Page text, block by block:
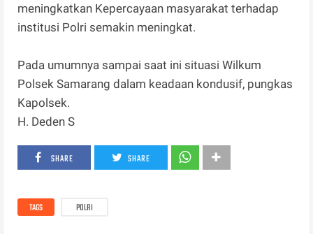
meningkatkan Kepercayaan masyarakat terhadap
institusi Polri semakin meningkat.
Pada umumnya sampai saat ini situasi Wilkum
Polsek Samarang dalam keadaan kondusif, pungkas
Kapolsek.
H. Deden S
SHARE SHARE
TAGS POLRI